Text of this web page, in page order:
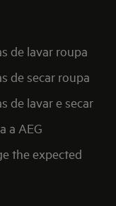
de lavar roupa
de secar roupa
de lavar e secar
a AEG
the expected